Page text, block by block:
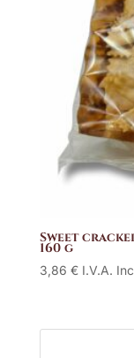
Sweet
160 g
3,86 € I.V.A.